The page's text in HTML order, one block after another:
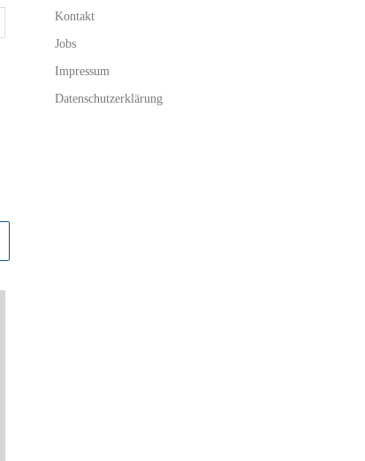
Kontakt
Jobs
Impressum
Datenschutzerklärung